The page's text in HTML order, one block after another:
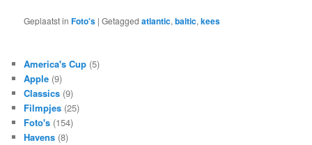
Geplaatst in Foto's |Getagged atlantic,baltic,kees
America's Cup (5)
Apple (9)
Classics (9)
Filmpjes (25)
Foto's (154)
Havens (8)